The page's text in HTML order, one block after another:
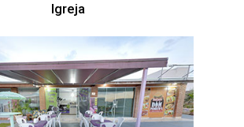
Igreja